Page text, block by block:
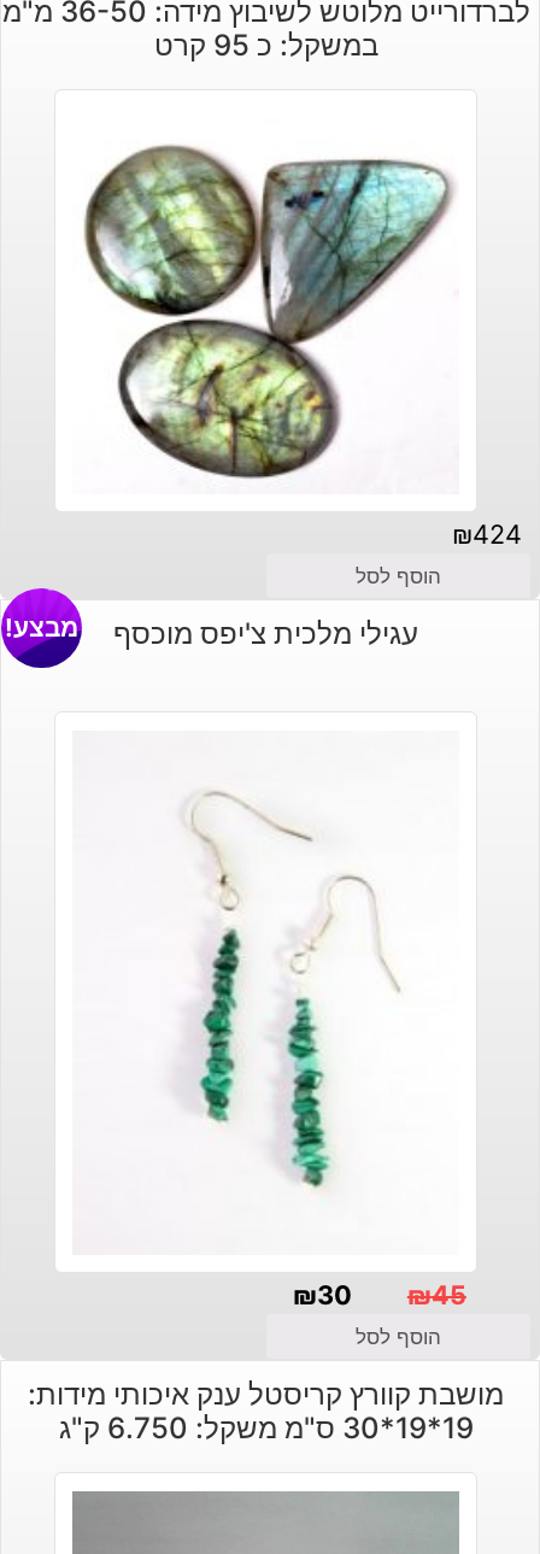
לברדורייט מלוטש לשיבוץ מידה: 36-50 מ"מ
במשקל: כ 95 קרט
₪424
הוסף לסל
עגילי מלכית צ'יפס מוכסף מבצע!
₪45
המקורי
היה:
₪30
הנוכחי
הוא:
₪30.
הוסף לסל
מושבת קוורץ קריסטל ענק איכותי מידות:
19*19*30 ס"מ משקל: 6.750 ק"ג